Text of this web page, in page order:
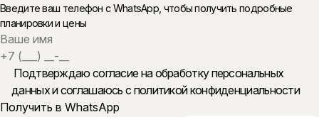
Введите ваш телефон c WhatsApp, чтобы получить подробные
планировки и цены
Подтверждаю согласие на обработку персональных
данных исоглашаюсь с политикой конфиденциальности